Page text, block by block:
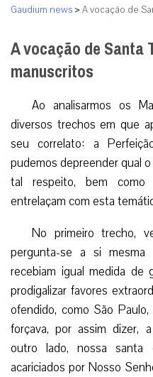
Gaudium news >A vocação de
A vocação de Santa
manuscritos
Ao analisarmos os
diversos trechos em que
seu correlato: a
pudemos depreender qual
tal respeito, bem
entrelaçam com esta
No primeiro trecho,
pergunta-se a si
recebiam igual medida de
prodigalizar favores
ofendido, como São
forçava, por assim dizer,
outro lado, nossa santa
acariciados por Nosso